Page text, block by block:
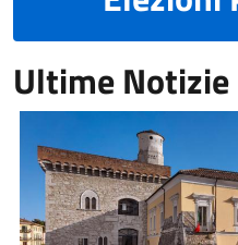
Ultime Notizie